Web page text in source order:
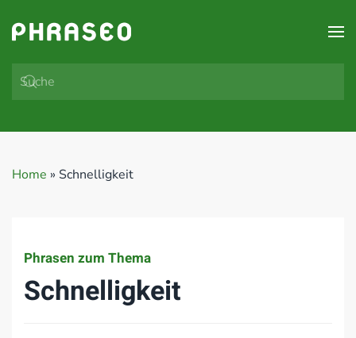
Zum Hauptinhalt springen
Home » Schnelligkeit
Phrasen zum Thema
Schnelligkeit